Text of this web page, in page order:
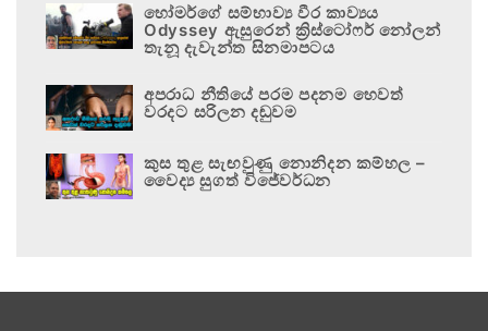
හෝමර්ගේ සම්භාව්‍ය වීර කාව්‍යය
Odyssey ඇසුරෙන් ක්‍රිස්ටෝෆර් නෝලන්
තැනූ දැවැන්ත සිනමාපටය
අපරාධ නීතියේ පරම පදනම හෙවත්
වරදට සරිලන දඬුවම
කුස තුළ සැඟවුණු නොනිදන කම්හල –
වෛද්‍ය සුගත් විජේවර්ධන